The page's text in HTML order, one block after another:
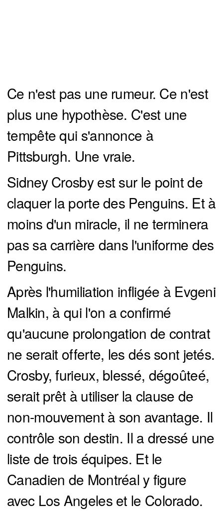
Ce n'est pas une rumeur. Ce n'est
plus une hypothèse. C'est une
tempête qui s'annonce à
Pittsburgh. Une vraie.
Sidney Crosby est sur le point de
claquer la porte des Penguins. Et à
moins d'un miracle, il ne terminera
pas sa carrière dans l'uniforme des
Penguins.
Après l'humiliation infligée à Evgeni
Malkin, à qui l'on a confirmé
qu'aucune prolongation de contrat
ne serait offerte, les dés sont jetés.
Crosby, furieux, blessé, dégoûteé,
serait prêt à utiliser la clause de
non-mouvement à son avantage. Il
contrôle son destin. Il a dressé une
liste de trois équipes. Et le
Canadien de Montréal y figure
avec Los Angeles et le Colorado.